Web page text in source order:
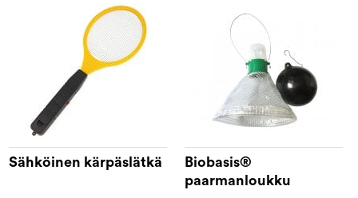
Sähköinen kärpäslätkä
Biobasis®
paarmanloukku